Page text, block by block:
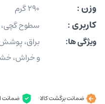
وزن : 290 گرم
کاربری :
سطوح گچی،
ویژگی ها:
براق،
و خراش،
ضمانت برگشت کالا ضمانت